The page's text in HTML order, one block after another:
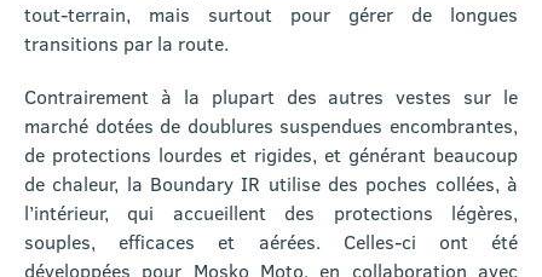
tout-terrain, mais surtout pour gérer de longues
transitions par la route.
Contrairement à la plupart des autres vestes sur le
marché dotées de doublures suspendues encombrantes,
de protections lourdes et rigides, et générant beaucoup
de chaleur, la Boundary IR utilise des poches collées, à
l’intérieur, qui accueillent des protections légères,
souples, efficaces et aérées. Celles-ci ont été
développées pour Mosko Moto, en collaboration avec